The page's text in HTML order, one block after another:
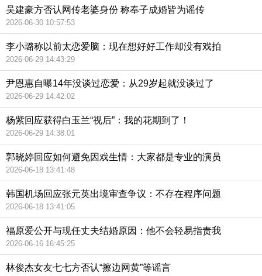
吴建豪方否认网传老婆身份 称奉子成婚皆为谣传
2026-06-30 10:57:53
李小璐称以前太恋爱脑：现在想好好工作却没有戏拍
2026-06-29 14:43:29
尹恩惠自曝14年没谈过恋爱：从29岁起就没谈过了
2026-06-29 14:42:02
杨紫回应获得白玉兰“视后”：我的花期到了！
2026-06-29 14:38:01
郭晓婷回应如何避免因戏生情：大家都是专业的演员
2026-06-18 13:41:48
韩国机场回应张元英出境审查争议：不存在程序问题
2026-06-18 13:41:05
福原爱公开与现任丈夫结婚原因：他不会轻易指责我
2026-06-16 16:45:25
林俊杰女友七七方否认“擦边网黄”等谣言